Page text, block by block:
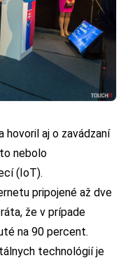
hovoril aj o zavádzaní
nebolo
(IoT).
pripojené až dve
že v prípade
na 90 percent.
technológií je